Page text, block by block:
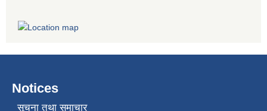
Notices
सूचना तथा समाचार